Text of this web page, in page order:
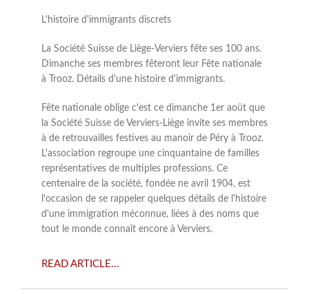
L'histoire d'immigrants discrets
La Société Suisse de Liège-Verviers fête ses 100 ans.
Dimanche ses membres fêteront leur Fête nationale
à Trooz. Détails d'une histoire d'immigrants.
Fête nationale oblige c'est ce dimanche 1er août que
la Société Suisse de Verviers-Liège invite ses membres
à de retrouvailles festives au manoir de Péry à Trooz.
L'association regroupe une cinquantaine de familles
représentatives de multiples professions. Ce
centenaire de la société, fondée ne avril 1904, est
l'occasion de se rappeler quelques détails de l'histoire
d'une immigration méconnue, liées à des noms que
tout le monde connaît encore à Verviers.
READ ARTICLE...